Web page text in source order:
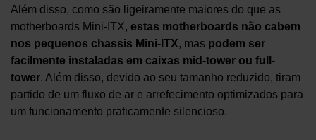
Além disso, como são ligeiramente maiores do que as
motherboards Mini-ITX, estas motherboards não cabem
nos pequenos chassis Mini-ITX, mas podem ser
facilmente instaladas em caixas mid-tower ou full-
tower. Além disso, devido ao seu tamanho reduzido, tiram
partido de um fluxo de ar e arrefecimento optimizados para
um funcionamento praticamente silencioso.